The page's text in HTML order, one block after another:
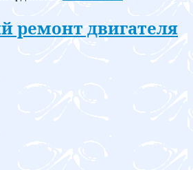
ремонт двигателя